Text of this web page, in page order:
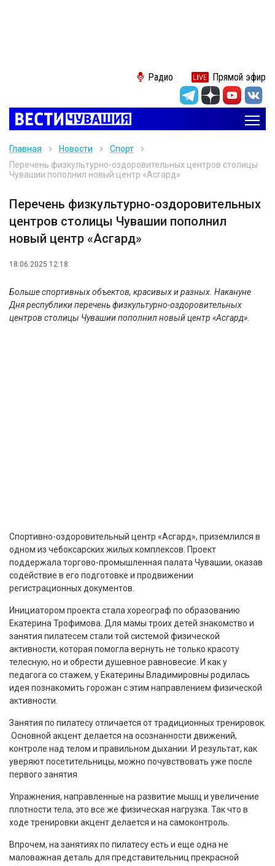
Радио Прямой эфир
Главная Новости
Спорт
Перечень физкультурно-оздоровительных центров столицы
Чувашии пополнил новый центр «Асгард»
Перечень физкультурно-оздоровительных
центров столицы Чувашии пополнил
новый центр «Асгард»
18.06.2025 12:18
Больше спортивных объектов, красивых и разных. Накануне
Дня республики перечень физкультурно-оздоровительных
центров столицы Чувашии пополнил новый центр «Асгард».
Спортивно-оздоровительный центр «Асгард», приземлился в
одном из чебоксарских жилых комплексов. Проект
поддержала торгово-промышленная палата Чувашии, оказав
содействие в его подготовке и продвижении
регистрационных документов.
Инициатором проекта стала хореограф по образованию
Екатерина Трофимова. Для мамы троих детей знакомство и
занятия пилатесем стали той системой физической
активности, которая помогла вернуть не только красоту
телесную, но и обрести душевное равновесие. И как у
педагога со стажем, у Екатерины Владимировны родилась
идея познакомить горожан с этим направлением физической
активности.
Занятия по пилатесу отличается от традиционных тренировок.
Основной акцент делается на осознанности движений,
контроле над телом и правильном дыхании. И результат, как
уверяют посетительницы, можно почувствовать уже после
первого занятия.
Упражнения, направленные на развитие мышц и увеличение
плотности тела, это все же физическая нагрузка. Так что в
ходе тренировки акцент делается и на самоконтроль.
Впрочем, на занятиях по пилатесу есть и еще одна не
маловажная деталь для представительниц прекрасной